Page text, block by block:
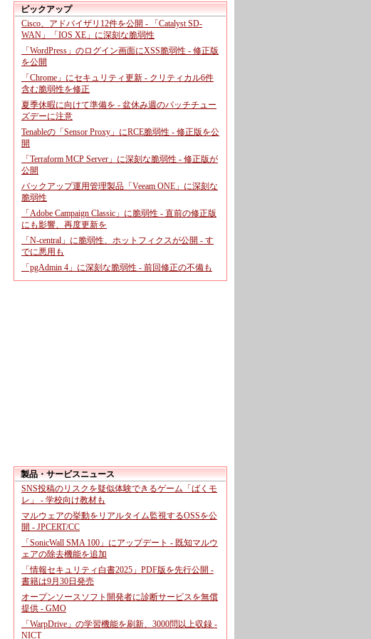
ピックアップ
Cisco、アドバイザリ12件を公開 - 「Catalyst SD-
WAN」「IOS XE」に深刻な脆弱性
「WordPress」のログイン画面にXSS脆弱性 - 修正版
を公開
「Chrome」にセキュリティ更新 - クリティカル6件
含む脆弱性を修正
夏季休暇に向けて準備を - 盆休み週のパッチチュー
ズデーに注意
Tenableの「Sensor Proxy」にRCE脆弱性 - 修正版を公
開
「Terraform MCP Server」に深刻な脆弱性 - 修正版が
公開
バックアップ運用管理製品「Veeam ONE」に深刻な
脆弱性
「Adobe Campaign Classic」に脆弱性 - 直前の修正版
にも影響、再度更新を
「N-central」に脆弱性、ホットフィクスが公開 - す
でに悪用も
「pgAdmin 4」に深刻な脆弱性 - 前回修正の不備も
製品・サービスニュース
SNS投稿のリスクを疑似体験できるゲーム「ばくモ
レ」 - 学校向け教材も
マルウェアの挙動をリアルタイム監視するOSSを公
開 - JPCERT/CC
「SonicWall SMA 100」にアップデート - 既知マルウ
ェアの除去機能を追加
「情報セキュリティ白書2025」PDF版を先行公開 -
書籍は9月30日発売
オープンソースソフト開発者に診断サービスを無償
提供 - GMO
「WarpDrive」の学習機能を刷新、3000問以上収録 -
NICT